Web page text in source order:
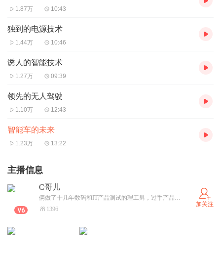
1.87万 10:43
独到的电源技术
1.44万 10:46
诱人的智能技术
1.27万 09:39
领先的无人驾驶
1.10万 12:43
智能车的未来
1.23万 13:22
主播信息
C哥儿
俩做了十几年数码和IT产品测试的理工男，过手产品有数，今天要把一本杂志都装不下的科技产品新知讲给你听，大家一起充电！
1396
加关注